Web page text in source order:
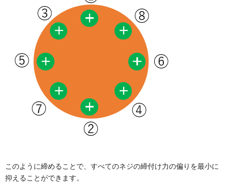
このように締めることで、すべてのネジの締付け力の偏りを最小に
抑えることができます。